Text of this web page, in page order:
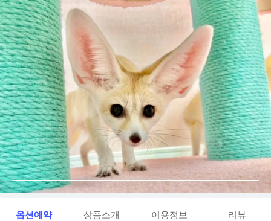
옵션예약 상품소개 이용정보 리뷰